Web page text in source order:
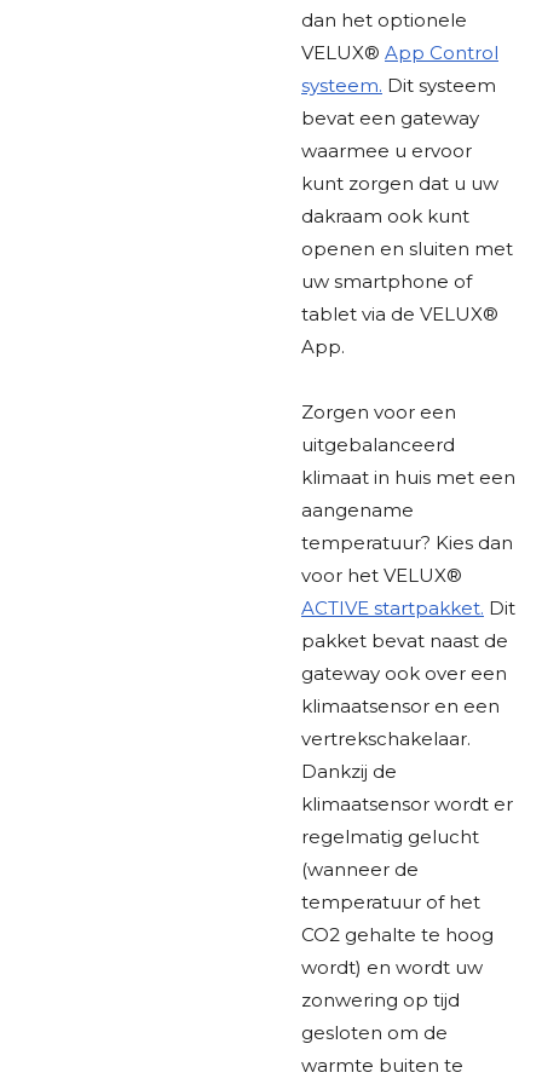
dan het optionele
VELUX® App Control
systeem. Dit systeem
bevat een gateway
waarmee u ervoor
kunt zorgen dat u uw
dakraam ook kunt
openen en sluiten met
uw smartphone of
tablet via de VELUX®
App.
Zorgen voor een
uitgebalanceerd
klimaat in huis met een
aangename
temperatuur? Kies dan
voor het VELUX®
ACTIVE startpakket. Dit
pakket bevat naast de
gateway ook over een
klimaatsensor en een
vertrekschakelaar.
Dankzij de
klimaatsensor wordt er
regelmatig gelucht
(wanneer de
temperatuur of het
CO2 gehalte te hoog
wordt) en wordt uw
zonwering op tijd
gesloten om de
warmte buiten te